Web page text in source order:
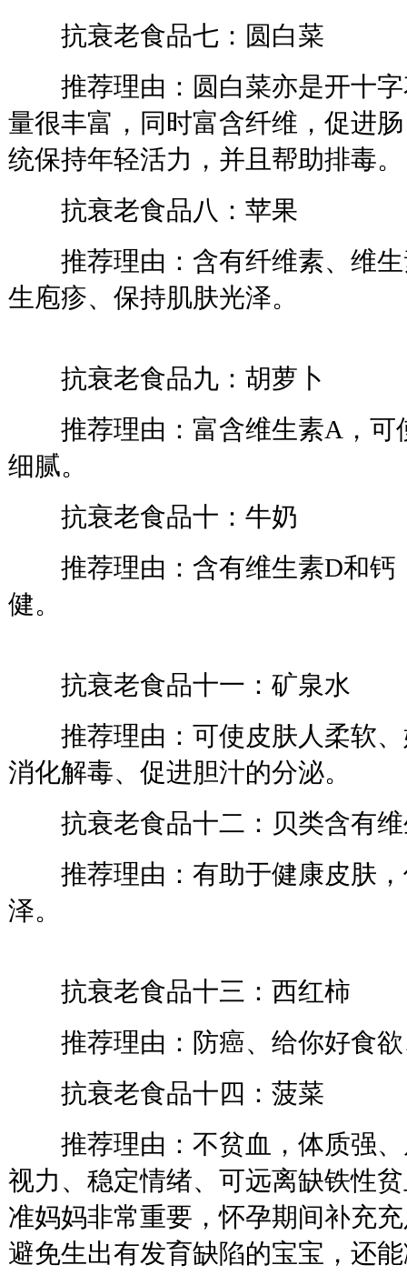
抗衰老食品七：圆白菜
推荐理由：圆白菜亦是开十字
量很丰富，同时富含纤维，促进
统保持年轻活力，并且帮助排毒。
抗衰老食品八：苹果
推荐理由：含有纤维素、维生
生庖疹、保持肌肤光泽。
抗衰老食品九：胡萝卜
推荐理由：富含维生素A，可
细腻。
抗衰老食品十：牛奶
推荐理由：含有维生素D和钙
健。
抗衰老食品十一：矿泉水
推荐理由：可使皮肤人柔软、
消化解毒、促进胆汁的分泌。
抗衰老食品十二：贝类含有维
推荐理由：有助于健康皮肤，
泽。
抗衰老食品十三：西红柿
推荐理由：防癌、给你好食欲
抗衰老食品十四：菠菜
推荐理由：不贫血，体质强、
视力、稳定情绪、可远离缺铁性
准妈妈非常重要，怀孕期间补充
避免生出有发育缺陷的宝宝，还